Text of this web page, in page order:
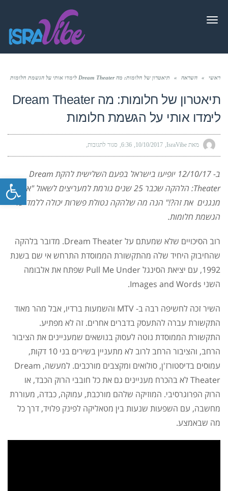
תפריט
ראשי » השראה » תיאטרון של חלומות: מה Dream Theater לימדו אותי על הגשמת חלומות
תיאטרון של חלומות: מה Dream Theater
לימדו אותי על הגשמת חלומות
מאת IsraVibe 10/10/2017
6:36 סגור לתגובותעל
של
Dream
לימדו
על
הגשמת
ב- 12/10/17 יופיעו בישראל בפעם השלישית להקת Dream
Theater: הלהקה שכבר 25 שנים גורמת למעריצים לשאול "איך הם
מנגנים את זה?!" הנה מה שלהקה נטולת פשרות יכולה ללמד על
הגשמת חלומות.
רוב הסיכויים שלא שמעתם על Dream Theater. מדובר בלהקה
שהחיבוק היחיד שלה מהתקשורת הממוסדת התרחש אי שם בשנת
1992, עם יציאת הסינגל Pull Me Under שפתח את אלבומה
השני Images and Words.
השיר זכה לחשיפה רבה ב- MTV והשמעות ברדיו, אבל מהר מאוד
התקשורת עברה להתעסק בדברים אחרים. זה לא מפתיע.
התקשורת הממוסדת נוטה לעסוק בנושאים שמעניינים את הציבור
הרחב, והציבור הרחב לרוב לא מתעניין בשירים בני 10 דקות,
עמוסים בדיסטורז'ן, סולואים ומקצבים מורכבים. למעשה, Dream
Theater לא בהכרח מעניינים גם את כל חובבי הרוק הכבד, או
הרוק הפרוגרסיבי. המוזיקה שלהם מורכבת, עמוקה, כבדה, מעוררת
מחשבה, עם השפעות שנעות בין מטאליקה לפינק פלויד, דרך כל
מה שבאמצע.
פתח